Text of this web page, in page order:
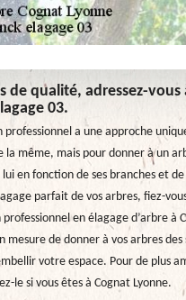
de qualité, adressez-vous
03.
professionnel a une approche
la même, mais pour donner à un
lui en fonction de ses branches et
parfait de vos arbres, fiez-vous
en élagage d’arbre à
mesure de donner à vos arbres
votre espace. Pour de plus
le si vous êtes à Cognat Lyonne.